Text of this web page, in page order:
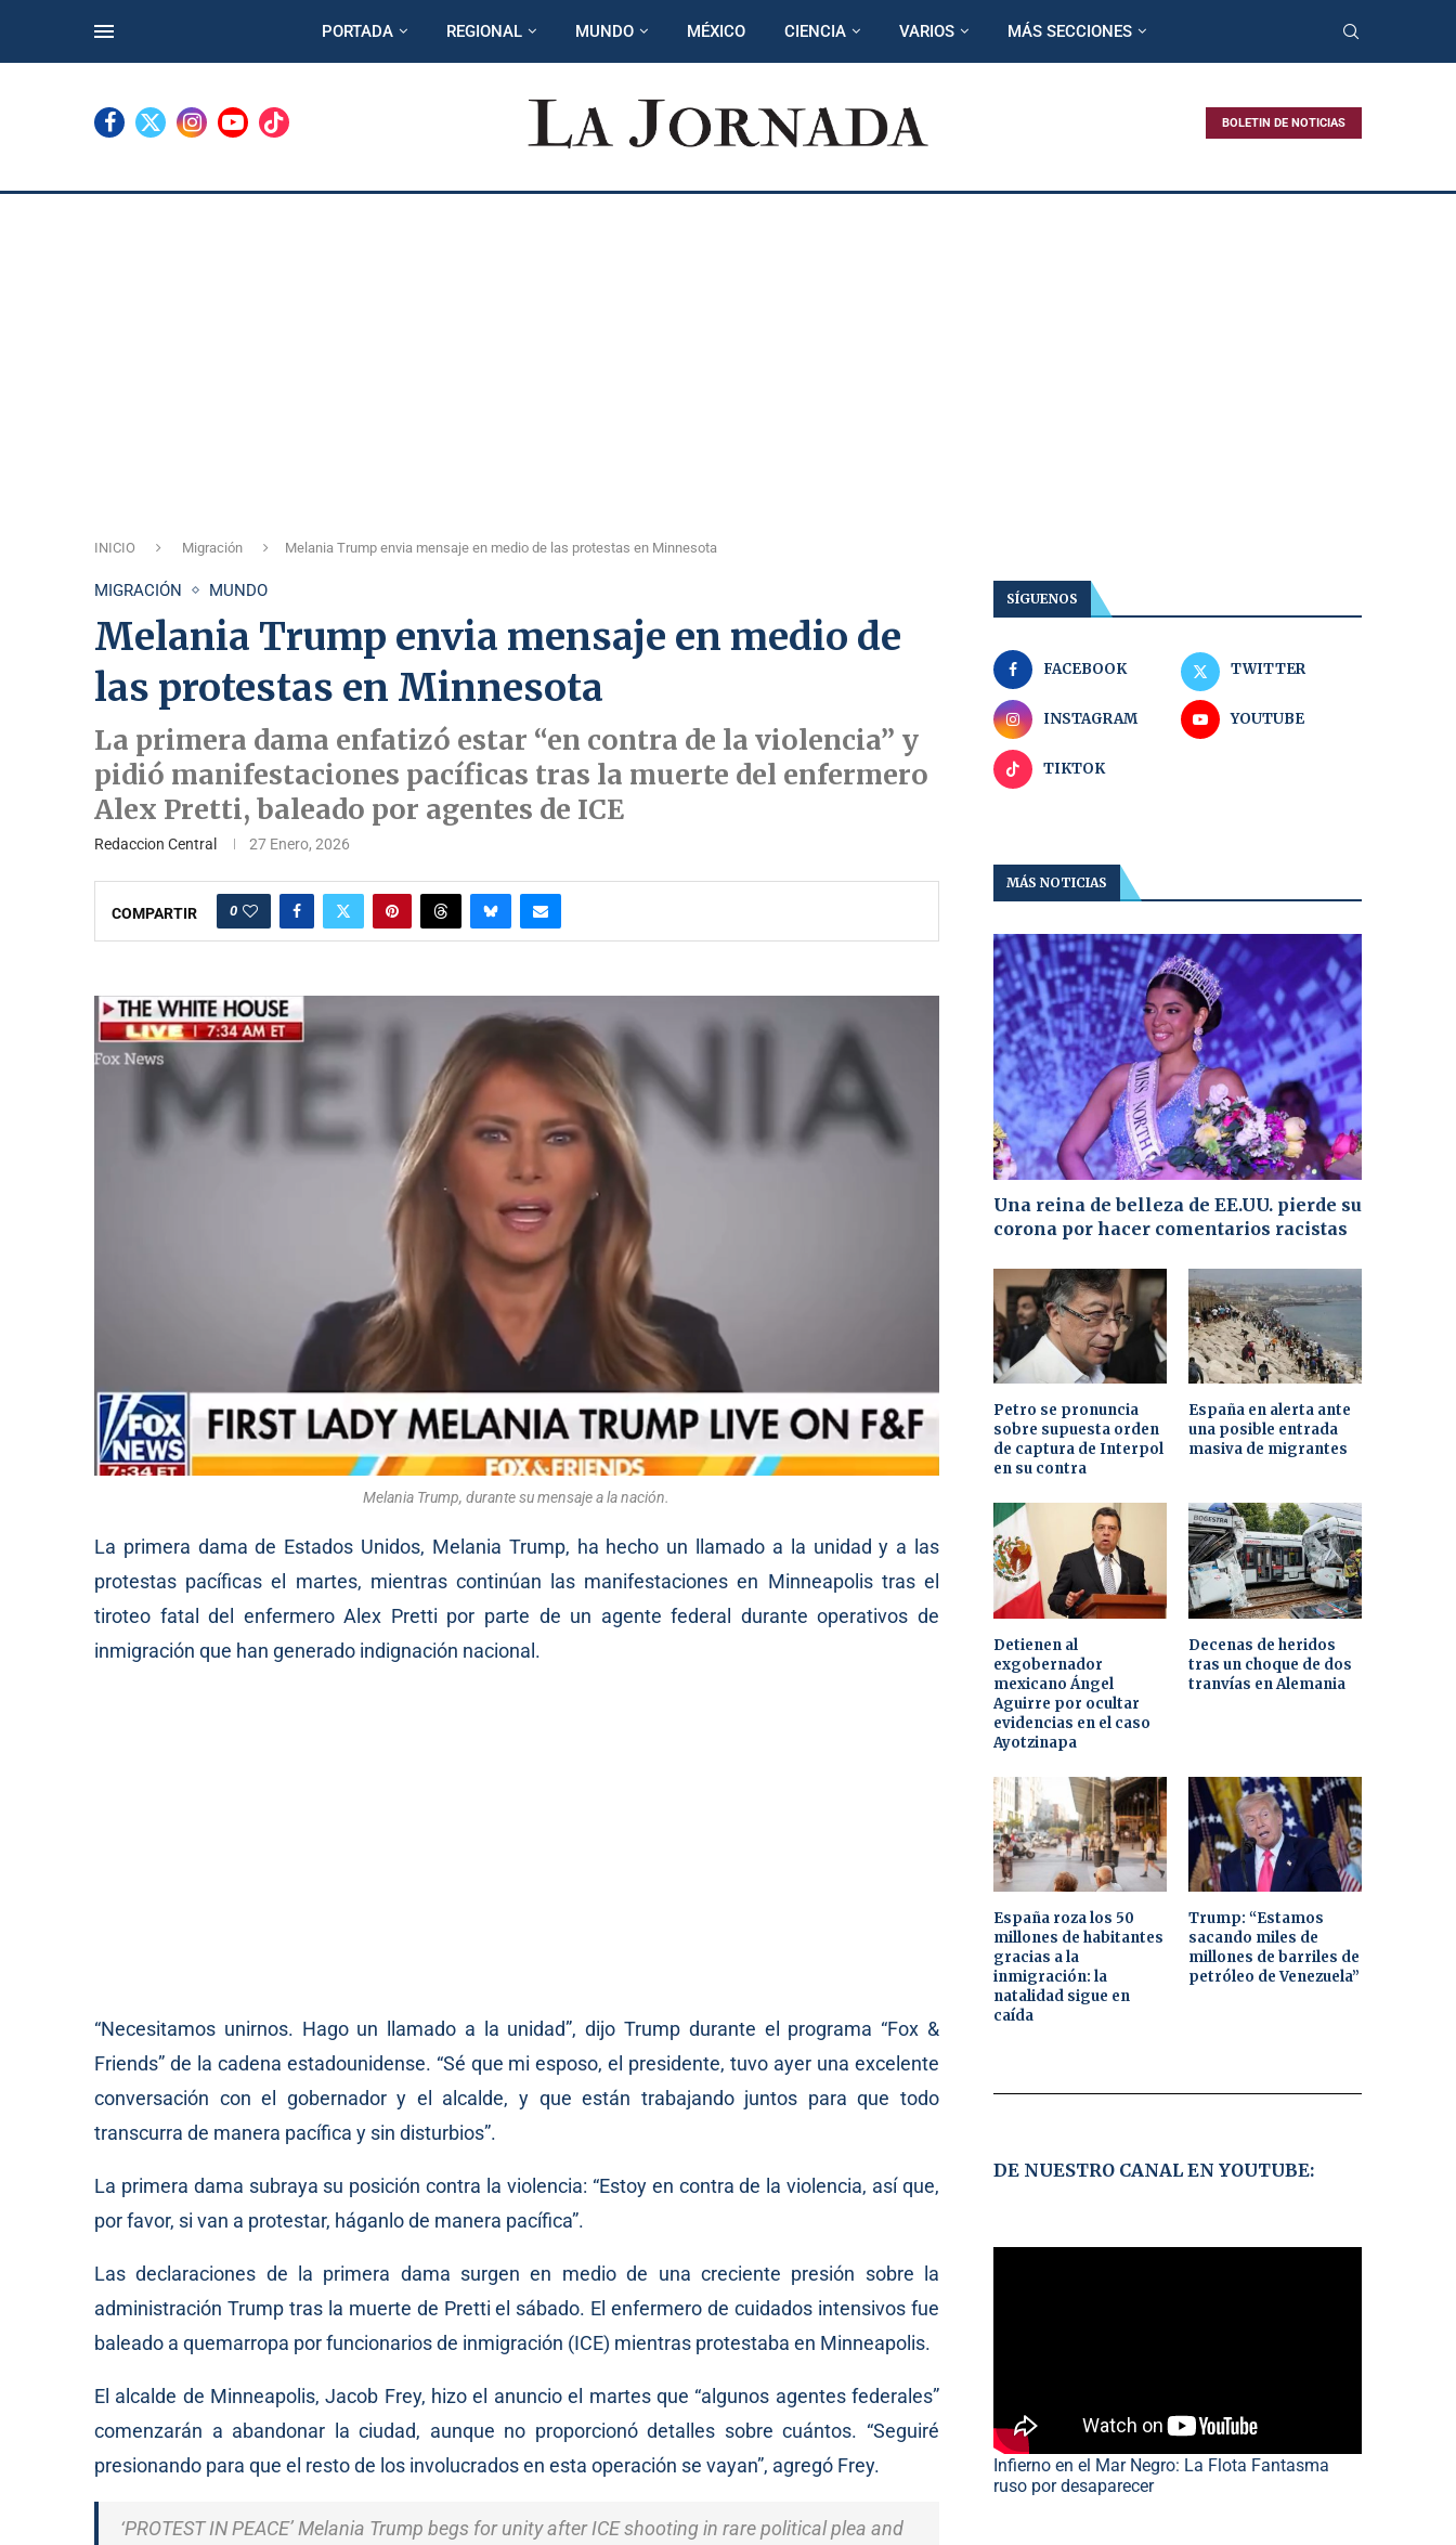
PORTADA REGIONAL MUNDO MÉXICO CIENCIA VARIOS MÁS SECCIONES
BOLETIN DE NOTICIAS
INICIO Migración Melania Trump envia mensaje en medio de las protestas en Minnesota
MIGRACIÓN MUNDO
Melania Trump envia mensaje en medio de
las protestas en Minnesota
La primera dama enfatizó estar “en contra de la violencia” y
pidió manifestaciones pacíficas tras la muerte del enfermero
Alex Pretti, baleado por agentes de ICE
Redaccion Central 27 Enero, 2026
COMPARTIR 0
Melania Trump, durante su mensaje a la nación.
La primera dama de Estados Unidos, Melania Trump, ha hecho un llamado a la unidad y a las
protestas pacíficas el martes, mientras continúan las manifestaciones en Minneapolis tras el
tiroteo fatal del enfermero Alex Pretti por parte de un agente federal durante operativos de
inmigración que han generado indignación nacional.
“Necesitamos unirnos. Hago un llamado a la unidad”, dijo Trump durante el programa “Fox &
Friends” de la cadena estadounidense. “Sé que mi esposo, el presidente, tuvo ayer una excelente
conversación con el gobernador y el alcalde, y que están trabajando juntos para que todo
transcurra de manera pacífica y sin disturbios”.
La primera dama subraya su posición contra la violencia: “Estoy en contra de la violencia, así que,
por favor, si van a protestar, háganlo de manera pacífica”.
Las declaraciones de la primera dama surgen en medio de una creciente presión sobre la
administración Trump tras la muerte de Pretti el sábado. El enfermero de cuidados intensivos fue
baleado a quemarropa por funcionarios de inmigración (ICE) mientras protestaba en Minneapolis.
El alcalde de Minneapolis, Jacob Frey, hizo el anuncio el martes que “algunos agentes federales”
comenzarán a abandonar la ciudad, aunque no proporcionó detalles sobre cuántos. “Seguiré
presionando para que el resto de los involucrados en esta operación se vayan”, agregó Frey.
‘PROTEST IN PEACE’ Melania Trump begs for unity after ICE shooting in rare political plea and
SÍGUENOS
FACEBOOK TWITTER
INSTAGRAM YOUTUBE
TIKTOK
MÁS NOTICIAS
Una reina de belleza de EE.UU. pierde su
corona por hacer comentarios racistas
Petro se pronuncia
sobre supuesta orden
de captura de Interpol
en su contra
España en alerta ante
una posible entrada
masiva de migrantes
Detienen al
exgobernador
mexicano Ángel
Aguirre por ocultar
evidencias en el caso
Ayotzinapa
Decenas de heridos
tras un choque de dos
tranvías en Alemania
España roza los 50
millones de habitantes
gracias a la
inmigración: la
natalidad sigue en
caída
Trump: “Estamos
sacando miles de
millones de barriles de
petróleo de Venezuela”
DE NUESTRO CANAL EN YOUTUBE:
Infierno en el Mar Negro: La Flota Fantasma
ruso por desaparecer